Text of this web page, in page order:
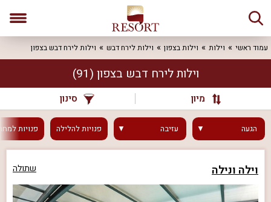
עמוד ראשי וילות וילות בצפון וילות לירח דבש וילות לירח דבש בצפון
וילות לירח דבש בצפון (91)
מיון סינון
הגעה עזיבה פנויותלהלילה פנויות
וילה ונילה שתולה